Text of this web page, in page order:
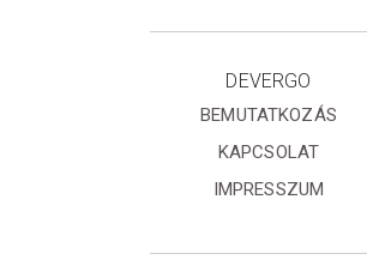
DEVERGO
BEMUTATKOZÁS
KAPCSOLAT
IMPRESSZUM